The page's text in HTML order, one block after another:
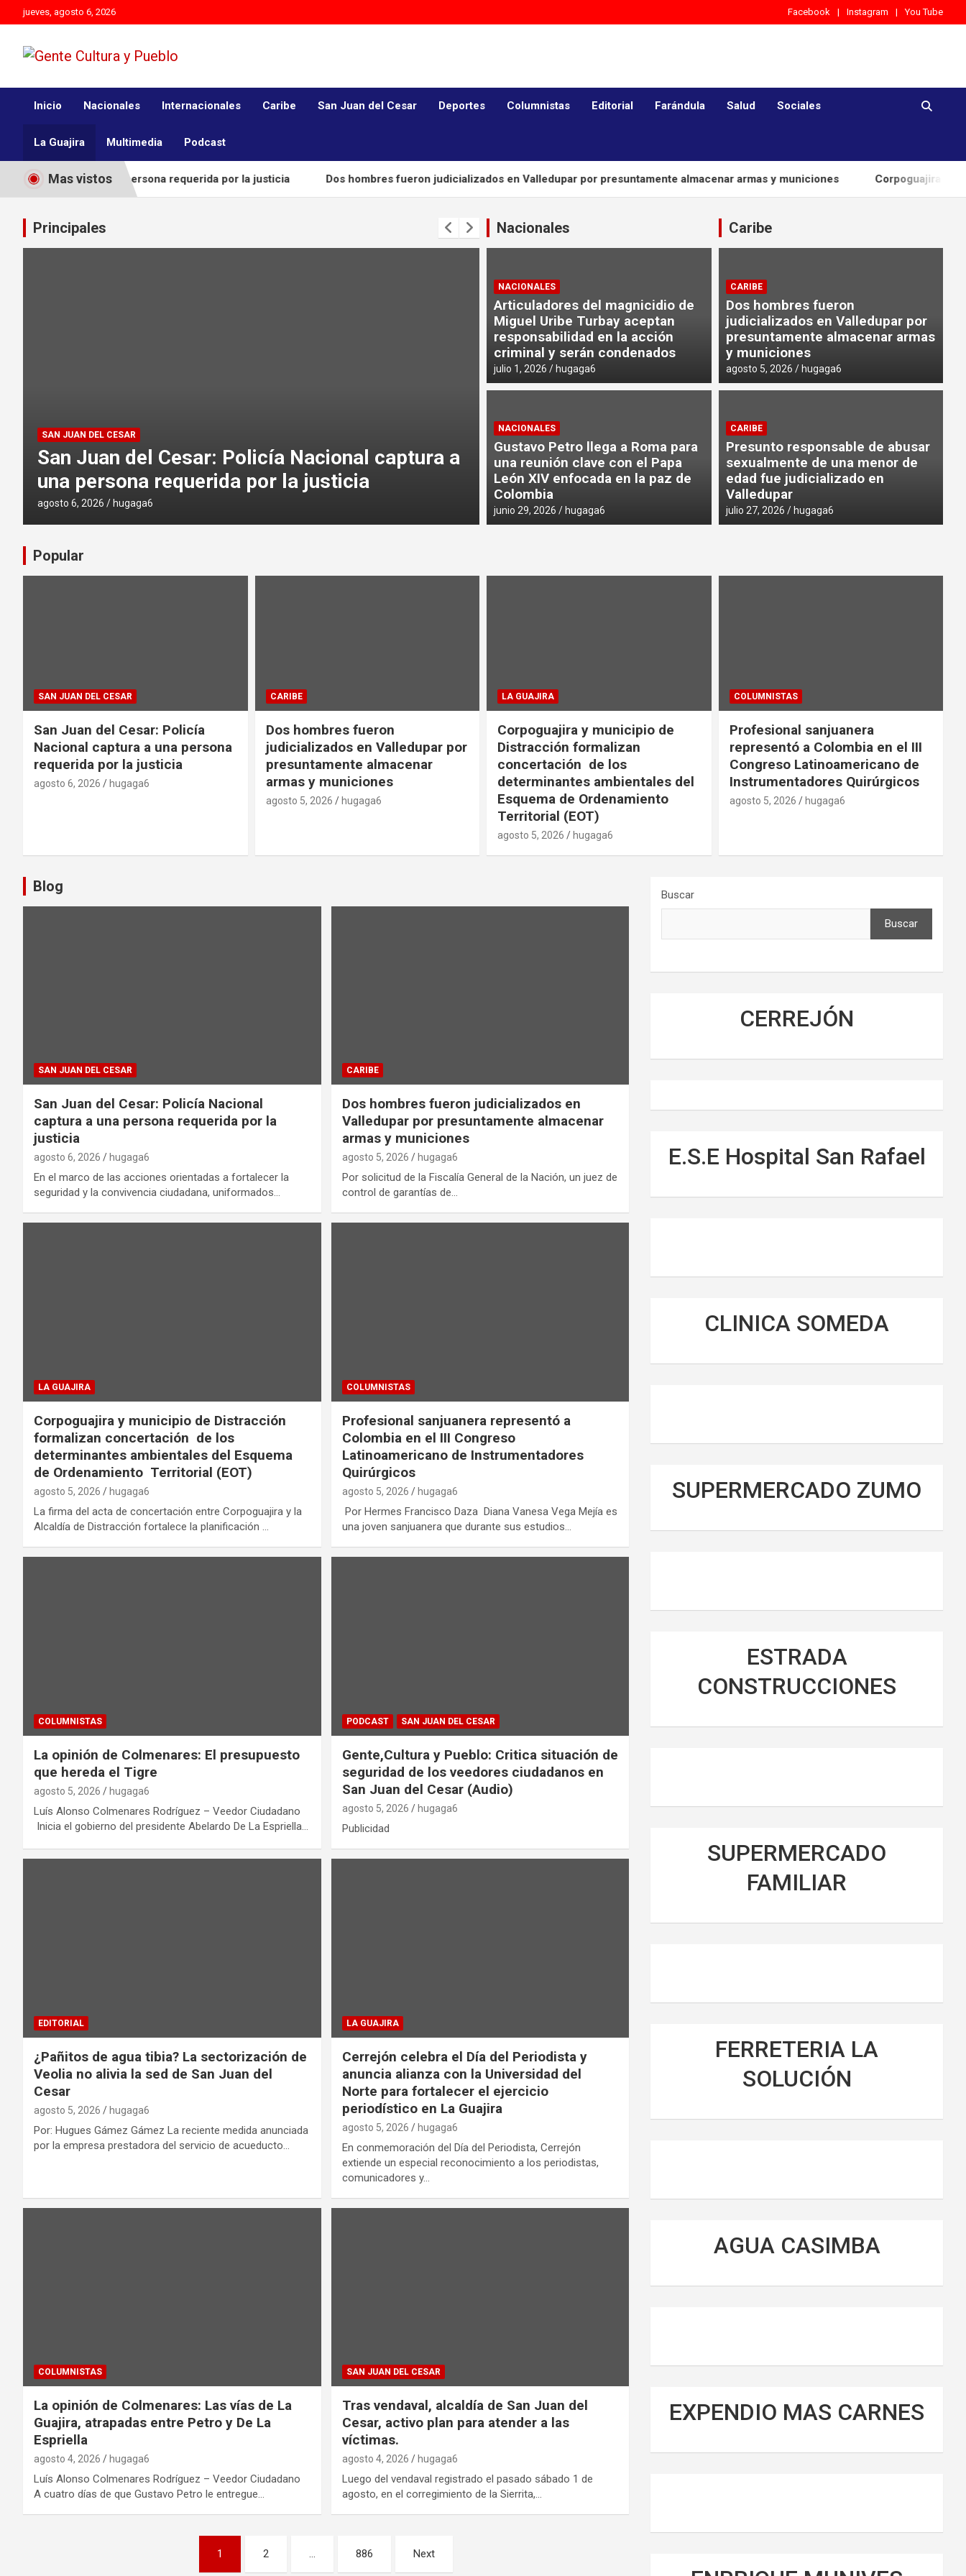
to
jueves, agosto 6, 2026 Facebook Instagram You Tube
Gente Cultura y Pueblo
Inicio Nacionales Internacionales Caribe San Juan del Cesar Deportes Columnistas Editorial Farándula Salud Sociales
La Guajira Multimedia Podcast
Mas vistos
a una persona requerida por la justicia Dos hombres fueron judicializados en Valledupar por presuntamente almacenar armas y municiones Corpoguajira y municipio
Principales
Dos hombres fueron judicializados en
Valledupar por presuntamente almacenar
armas y municiones
agosto 5, 2026 hugaga6
formalizan concertación de los determinantes
ambientales del Esquema de Ordenamiento
Territorial (EOT)
Nacionales
NACIONALES
Articuladores del magnicidio de
Miguel Uribe Turbay aceptan
responsabilidad en la acción
criminal y serán condenados
julio 1, 2026 hugaga6
NACIONALES
Gustavo Petro llega a Roma para
una reunión clave con el Papa
León XIV enfocada en la paz de
Colombia
junio 29, 2026 hugaga6
Caribe
CARIBE
Dos hombres fueron
judicializados en Valledupar por
presuntamente almacenar armas
y municiones
agosto 5, 2026 hugaga6
CARIBE
Presunto responsable de abusar
sexualmente de una menor de
edad fue judicializado en
Valledupar
julio 27, 2026 hugaga6
Popular
SAN JUAN DEL CESAR
San Juan del Cesar: Policía
Nacional captura a una persona
requerida por la justicia
agosto 6, 2026 hugaga6
CARIBE
Dos hombres fueron
judicializados en Valledupar por
presuntamente almacenar
armas y municiones
agosto 5, 2026 hugaga6
LA GUAJIRA
Corpoguajira y municipio de
Distracción formalizan
concertación de los
determinantes ambientales del
Esquema de Ordenamiento
Territorial (EOT)
agosto 5, 2026 hugaga6
COLUMNISTAS
Profesional sanjuanera
representó a Colombia en el III
Congreso Latinoamericano de
Instrumentadores Quirúrgicos
agosto 5, 2026 hugaga6
Blog
SAN JUAN DEL CESAR
San Juan del Cesar: Policía Nacional
captura a una persona requerida por la
justicia
agosto 6, 2026 hugaga6
En el marco de las acciones orientadas a fortalecer la
seguridad y la convivencia ciudadana, uniformados…
CARIBE
Dos hombres fueron judicializados en
Valledupar por presuntamente almacenar
armas y municiones
agosto 5, 2026 hugaga6
Por solicitud de la Fiscalía General de la Nación, un juez de
control de garantías de…
LA GUAJIRA
Corpoguajira y municipio de Distracción
formalizan concertación de los
determinantes ambientales del Esquema
de Ordenamiento Territorial (EOT)
agosto 5, 2026 hugaga6
La firma del acta de concertación entre Corpoguajira y la
Alcaldía de Distracción fortalece la planificación …
COLUMNISTAS
Profesional sanjuanera representó a
Colombia en el III Congreso
Latinoamericano de Instrumentadores
Quirúrgicos
agosto 5, 2026 hugaga6
Por Hermes Francisco Daza Diana Vanesa Vega Mejía es
una joven sanjuanera que durante sus estudios…
COLUMNISTAS
La opinión de Colmenares: El presupuesto
que hereda el Tigre
agosto 5, 2026 hugaga6
Luís Alonso Colmenares Rodríguez – Veedor Ciudadano
Inicia el gobierno del presidente Abelardo De La Espriella…
PODCAST SAN JUAN DEL CESAR
Gente,Cultura y Pueblo: Critica situación de
seguridad de los veedores ciudadanos en
San Juan del Cesar (Audio)
agosto 5, 2026 hugaga6
Publicidad
EDITORIAL
¿Pañitos de agua tibia? La sectorización de
Veolia no alivia la sed de San Juan del
Cesar
agosto 5, 2026 hugaga6
Por: Hugues Gámez Gámez La reciente medida anunciada
por la empresa prestadora del servicio de acueducto…
LA GUAJIRA
Cerrejón celebra el Día del Periodista y
anuncia alianza con la Universidad del
Norte para fortalecer el ejercicio
periodístico en La Guajira
agosto 5, 2026 hugaga6
En conmemoración del Día del Periodista, Cerrejón
extiende un especial reconocimiento a los periodistas,
comunicadores y…
COLUMNISTAS
La opinión de Colmenares: Las vías de La
Guajira, atrapadas entre Petro y De La
Espriella
agosto 4, 2026 hugaga6
Luís Alonso Colmenares Rodríguez – Veedor Ciudadano
A cuatro días de que Gustavo Petro le entregue…
SAN JUAN DEL CESAR
Tras vendaval, alcaldía de San Juan del
Cesar, activo plan para atender a las
víctimas.
agosto 4, 2026 hugaga6
Luego del vendaval registrado el pasado sábado 1 de
agosto, en el corregimiento de la Sierrita,…
1 2 … 886 Next
Buscar
Buscar
CERREJÓN
E.S.E Hospital San Rafael
CLINICA SOMEDA
SUPERMERCADO ZUMO
ESTRADA
CONSTRUCCIONES
SUPERMERCADO
FAMILIAR
FERRETERIA LA
SOLUCIÓN
AGUA CASIMBA
EXPENDIO MAS CARNES